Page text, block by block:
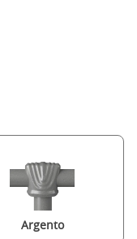
Argento